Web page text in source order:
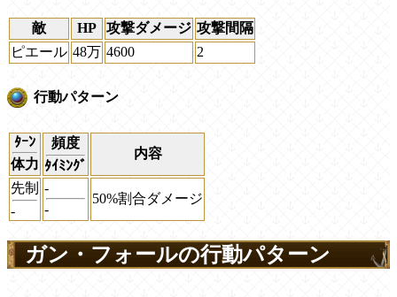
敵 HP 攻撃ダメージ 攻撃間隔
ピエール 48万 4600 2
行動パターン
ﾀｰﾝ
体力
頻度
ﾀｲﾐﾝｸﾞ
内容
先制
-
-
-
50%割合ダメージ
ガン・フォールの行動パターン